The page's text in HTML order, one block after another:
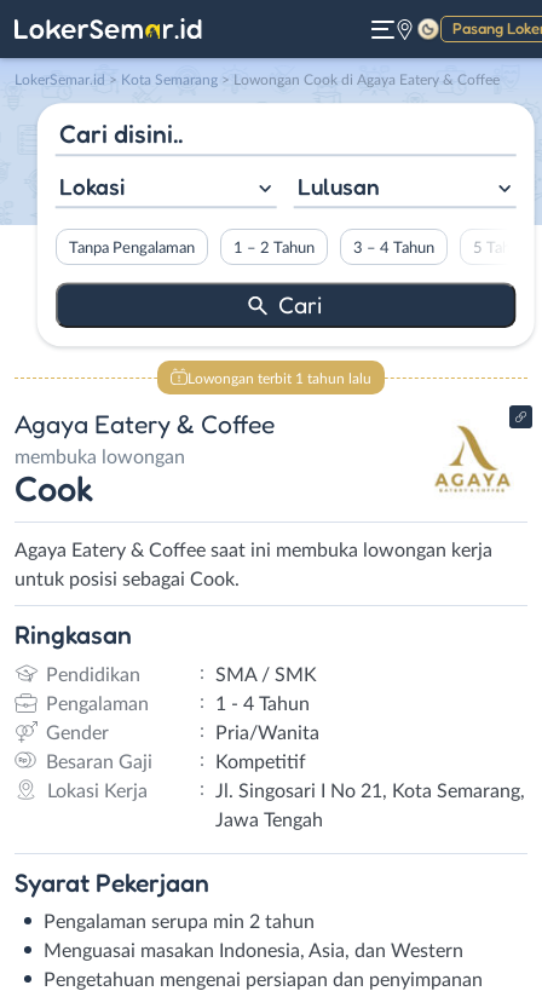
Pasang
Gelap
LokerSemar.id > Kota Semarang > Lowongan Cook di Agaya Eatery & Coffee
Lokasi Lulusan
Tanpa Pengalaman 1 – 2 Tahun 3 – 4 Tahun 5 Tahun
Lowongan terbit 1 tahun lalu
Agaya Eatery & Coffee
membuka lowongan
Cook
Agaya Eatery & Coffee saat ini membuka lowongan kerja
untuk posisi sebagai Cook.
Ringkasan
Pendidikan :
SMA / SMK
Pengalaman
:
1 - 4 Tahun
Gender
:
Pria/Wanita
Besaran Gaji
:
Kompetitif
Lokasi Kerja
:
Jl. Singosari I No 21, Kota Semarang,
Jawa Tengah
Syarat Pekerjaan
Pengalaman serupa min 2 tahun
Menguasai masakan Indonesia, Asia, dan Western
Pengetahuan mengenai persiapan dan penyimpanan